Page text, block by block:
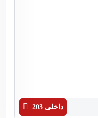
داخلی 203